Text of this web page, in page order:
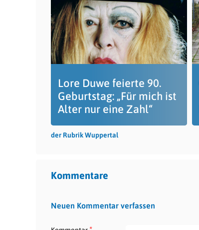
Lore Duwe feierte 90.
Geburtstag: „Für mich ist
Alter nur eine Zahl“
der Rubrik Wuppertal
Kommentare
Neuen Kommentar verfassen